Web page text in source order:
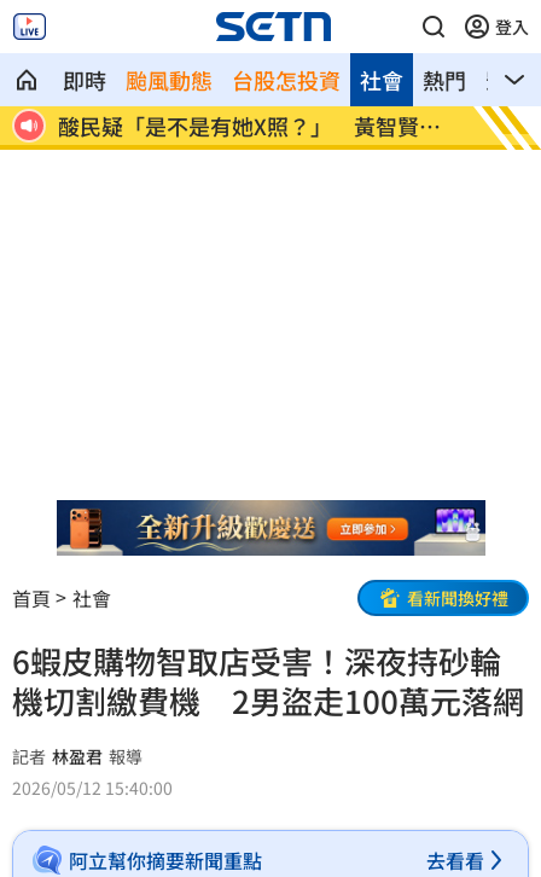
登入
即時 颱風動態 台股怎投資 熱門 影音
社會
歐洲最強情報機關 007英國MI6狠甩法奪
冠
2026
灣
首頁 社會 看新聞換好禮
6蝦皮購物智取店受害！深夜持砂輪
機切割繳費機 2男盜走100萬元落網
記者 林盈君 報導
2026/05/12 15:40:00
阿立幫你摘要新聞重點 去看看